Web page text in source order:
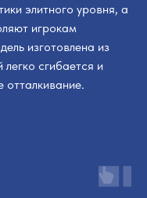
элитного уровня, а
игрокам
изготовлена из
сгибается и